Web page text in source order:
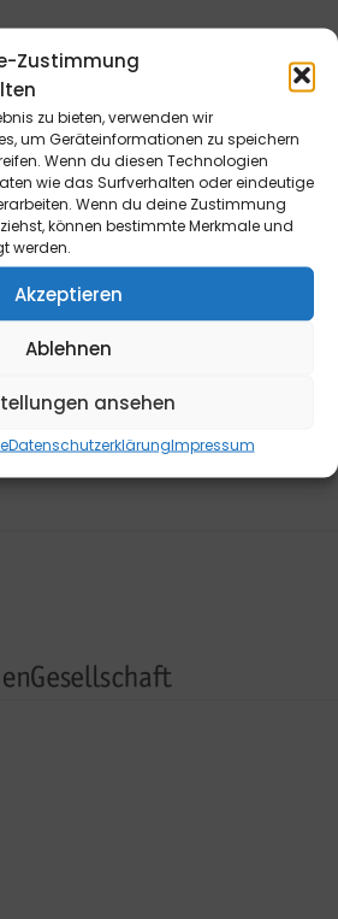
Zustimmung
zu bieten, verwenden wir
um Geräteinformationen zu speichern
Wenn du diesen Technologien
wie das Surfverhalten oder eindeutige
Wenn du deine Zustimmung
können bestimmte Merkmale und
werden.
Akzeptieren
Ablehnen
ansehen
DatenschutzerklärungImpressum
Die Bestellung kann
ohne Angabe von Gründen
(z.B. E-Mail, Fax, Brief) oder
der Ware widerrufen werden. Die
mit Erhalt dieser Belehrung. Zur
Kündigung bzw.
Volmer-Straße 28, 40724 Hilden,
Mail: info@blmedien.de. Weitere
ein Widerrufsformular finden Sie